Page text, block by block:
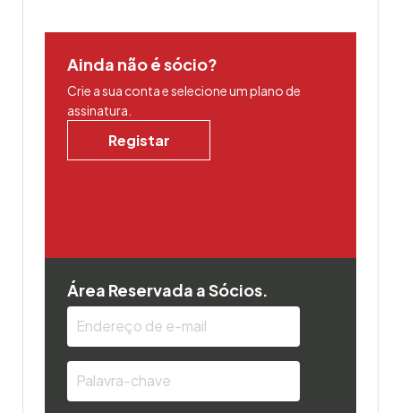
Ainda não é sócio?
Crie a sua conta e selecione um plano de
assinatura.
Registar
Área Reservada a Sócios.